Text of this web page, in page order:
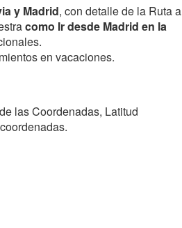
y Madrid, con detalle de la Ruta a
como Ir desde Madrid en la
en vacaciones.
las Coordenadas, Latitud